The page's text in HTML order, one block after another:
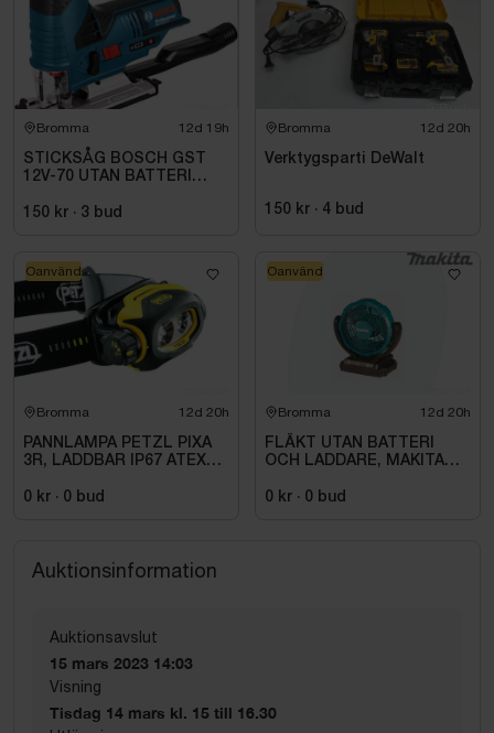
Bromma 12d 19h
STICKSÅG BOSCH GST
12V-70 UTAN BATTERI
150 kr · 3 bud
Bromma 12d 20h
Verktygsparti DeWalt
150 kr · 4 bud
Bromma 12d 20h
PANNLAMPA PETZL PIXA
3R, LADDBAR IP67 ATEX
0 kr · 0 bud
Oanvänd
Bromma 12d 20h
FLÄKT UTAN BATTERI
OCH LADDARE, MAKITA
0 kr · 0 bud
Oanvänd
Auktionsinformation
Auktionsavslut
15 mars 2023 14:03
Visning
Tisdag 14 mars kl. 15 till 16.30